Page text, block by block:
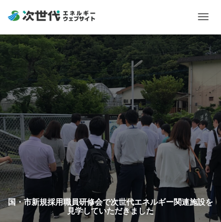
国・市新規採用職員研修会で次世代エネルギー関連施設を
見学していただきました